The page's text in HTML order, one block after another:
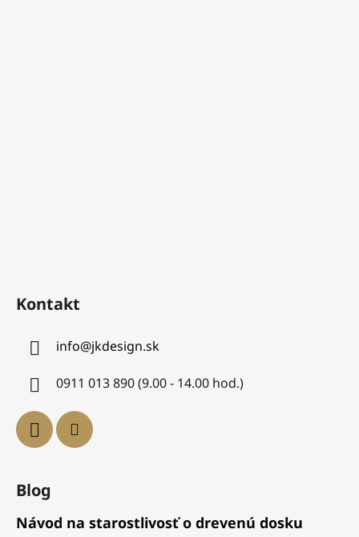
Kontakt
info@jkdesign.sk
0911 013 890 (9.00 - 14.00 hod.)
Blog
Návod na starostlivosť o drevenú dosku